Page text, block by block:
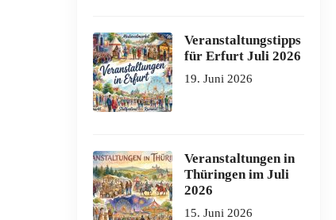
Veranstaltungstipps
für Erfurt Juli 2026
19. Juni 2026
Veranstaltungen in
Thüringen im Juli
2026
15. Juni 2026